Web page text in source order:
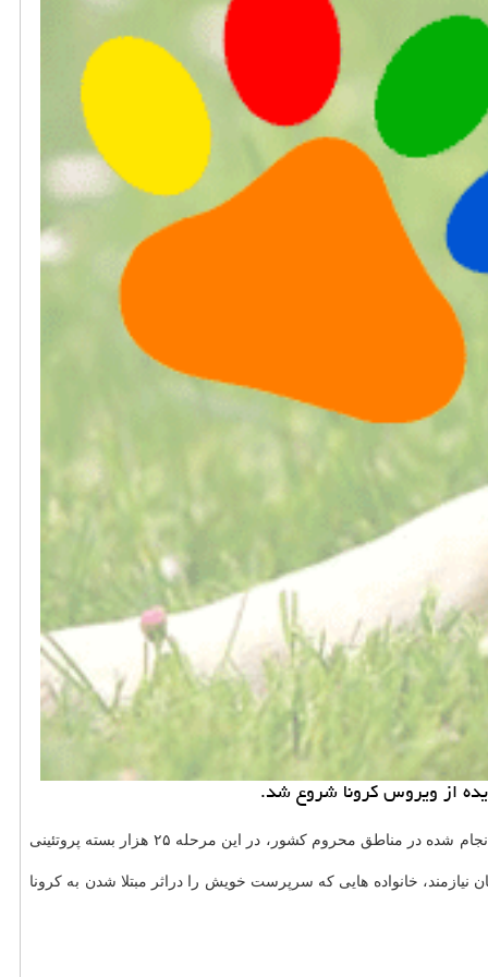
حیوان خانگی به نقل از ایسنا، معاون حمایت های اجتماعی بنیاد احسان با بیان این خبر اضافه کرد: با شناسایی و هدف گذاری انجام شده در مناطق محروم کشور، در این مرحله ۲۵ هزار بسته پروتئینی
خانواده هایی که سرپرست خویش را دراثر مبتلا شدن به کرونا